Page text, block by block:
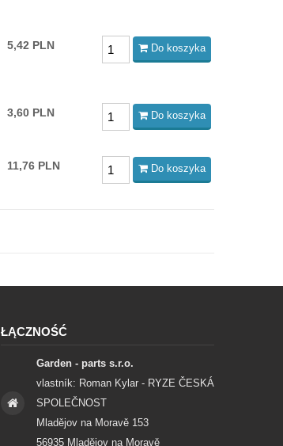
5,42 PLN Do koszyka
3,60 PLN Do koszyka
11,76 PLN Do koszyka
ŁĄCZNOŚĆ
Garden - parts s.r.o.
vlastník: Roman Kylar - RYZE ČESKÁ
SPOLEČNOST
Mladějov na Moravě 153
56935 Mladějov na Moravě